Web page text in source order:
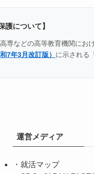
護について】
専などの高等教育機関に
7年3月改訂版） に示される
運営メディア
・ 就活マップ